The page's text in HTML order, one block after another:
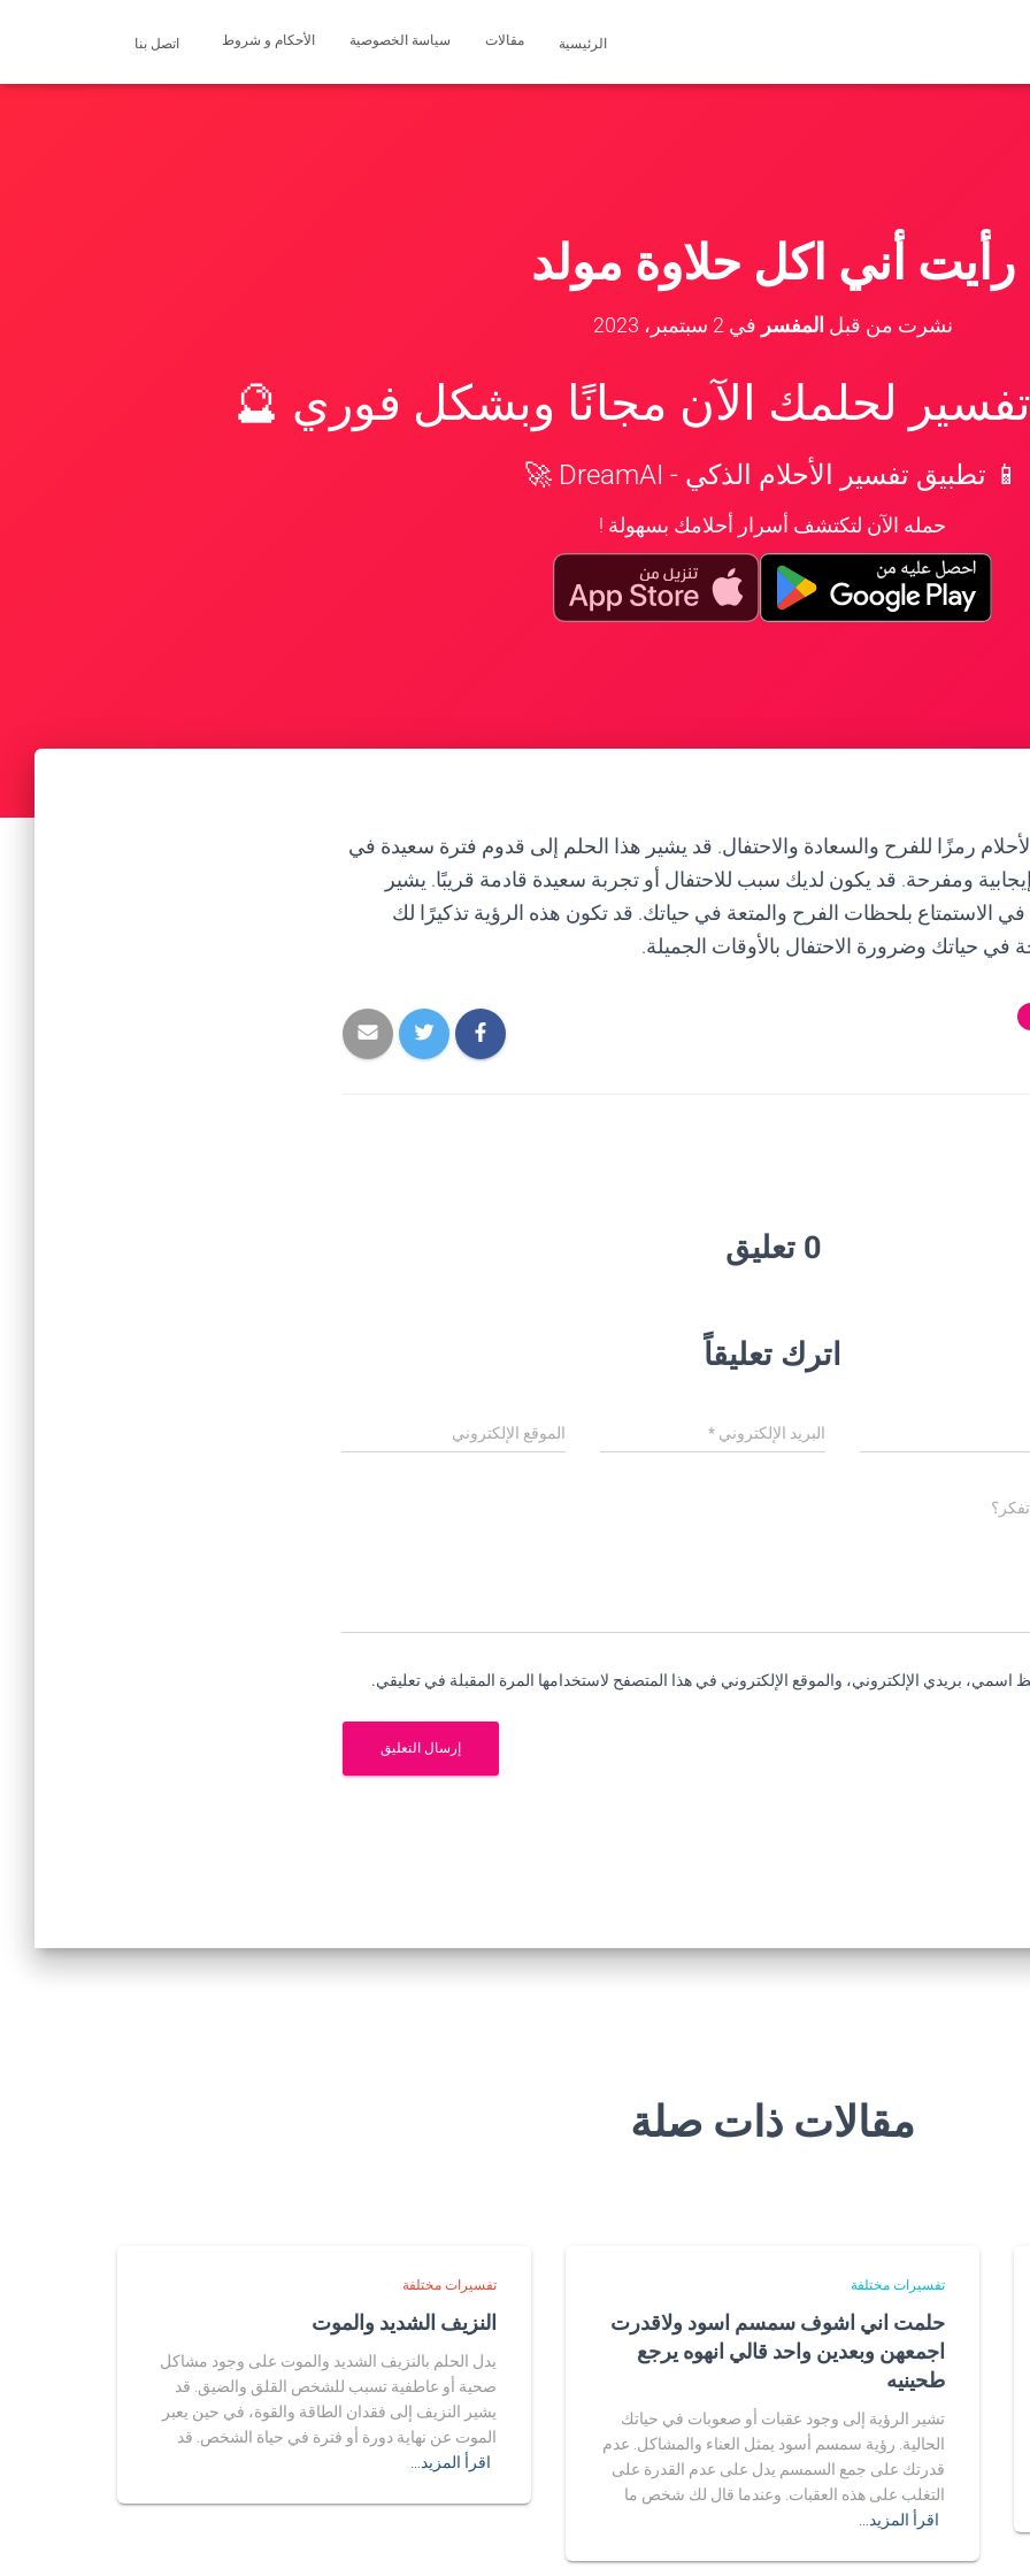
الرئيسية مقالات سياسة الخصوصية الأحكام و شروط اتصل بنا
رأيت أني اكل حلاوة مولد
نشرت من قبل المفسر في 2 سبتمبر، 2023
لحلمك الآن مجانًا وبشكل فوري 🔮
📱 تطبيق تفسير الأحلام الذكي - DreamAI 🚀
حمله الآن لتكتشف أسرار أحلامك بسهولة !
رمزًا للفرح والسعادة والاحتفال. قد يشير هذا الحلم إلى قدوم فترة سعيدة في
ومفرحة. قد يكون لديك سبب للاحتفال أو تجربة سعيدة قادمة قريبًا. يشير
في الاستمتاع بلحظات الفرح والمتعة في حياتك. قد تكون هذه الرؤية تذكيرًا لك
في حياتك وضرورة الاحتفال بالأوقات الجميلة.
0 تعليق
اترك تعليقاً
البريد الإلكتروني* الموقع الإلكتروني
اسمي، بريدي الإلكتروني، والموقع الإلكتروني في هذا المتصفح لاستخدامها المرة المقبلة في تعليقي.
مقالات ذات صلة
تفسيرات مختلفة
حلمت اني اشوف سمسم اسود ولاقدرت
اجمعهن وبعدين واحد قالي انهوه يرجع
طحينيه
تشير الرؤية إلى وجود عقبات أو صعوبات في حياتك
الحالية. رؤية سمسم أسود يمثل العناء والمشاكل. عدم
قدرتك على جمع السمسم يدل على عدم القدرة على
التغلب على هذه العقبات. وعندما قال لك شخص ما
اقرأ المزيد…
تفسيرات مختلفة
النزيف الشديد والموت
يدل الحلم بالنزيف الشديد والموت على وجود مشاكل
صحية أو عاطفية تسبب للشخص القلق والضيق. قد
يشير النزيف إلى فقدان الطاقة والقوة، في حين يعبر
الموت عن نهاية دورة أو فترة في حياة الشخص. قد
اقرأ المزيد…